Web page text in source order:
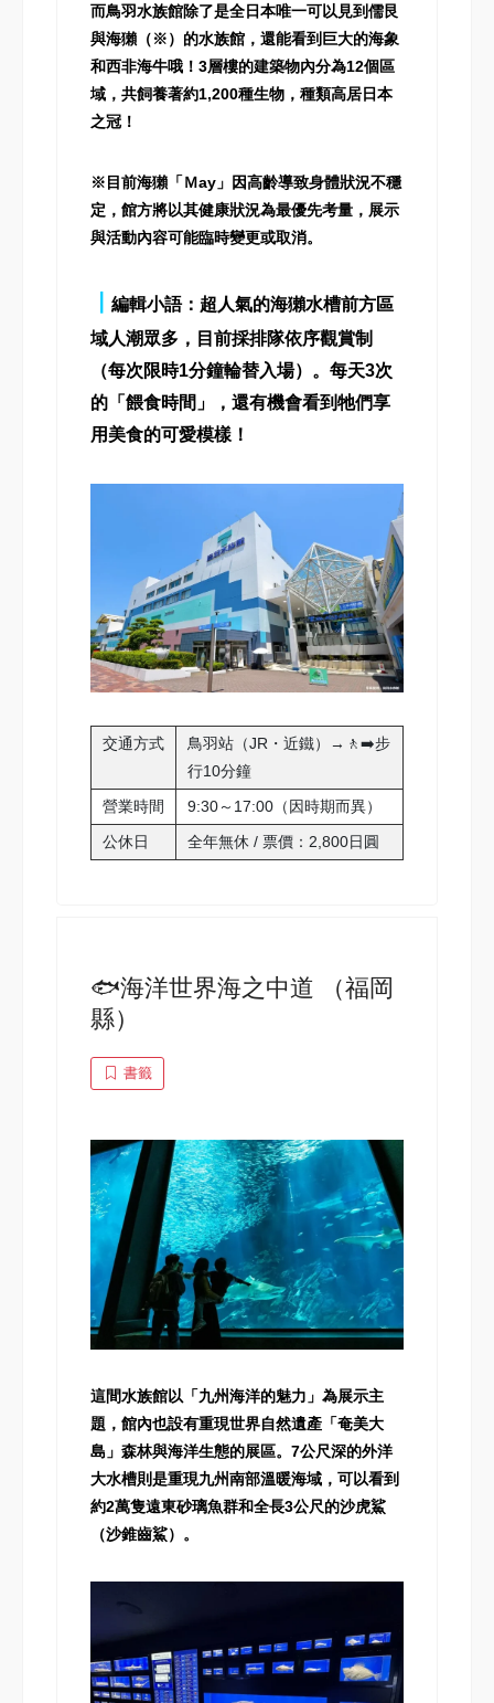
而鳥羽水族館除了是全日本唯一可以見到儒艮
與海獺（※）的水族館，還能看到巨大的海象
和西非海牛哦！3層樓的建築物內分為12個區
域，共飼養著約1,200種生物，種類高居日本
之冠！
※目前海獺「Ｍay」因高齡導致身體狀況不穩
定，館方將以其健康狀況為最優先考量，展示
與活動內容可能臨時變更或取消。
編輯小語：超人氣的海獺水槽前方區
域人潮眾多，目前採排隊依序觀賞制
（每次限時1分鐘輪替入場）。每天3次
的「餵食時間」，還有機會看到牠們享
用美食的可愛模樣！
交通方式
鳥羽站（JR・近鐵）→🚶‍➡️步
行10分鐘
營業時間
9:30～17:00（因時期而異）
公休日
全年無休 / 票價：2,800日圓
🐟海洋世界海之中道 （福岡
縣）
書籤
這間水族館以「九州海洋的魅力」為展示主
題，館內也設有重現世界自然遺產「奄美大
島」森林與海洋生態的展區。7公尺深的外洋
大水槽則是重現九州南部溫暖海域，可以看到
約2萬隻遠東砂璃魚群和全長3公尺的沙虎鯊
（沙錐齒鯊）。